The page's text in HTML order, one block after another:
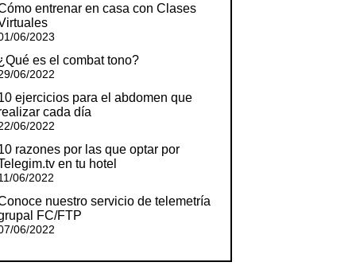
entrenar en casa con Clases
06/2023
es el combat tono?
06/2022
ejercicios para el abdomen que
cada día
06/2022
razones por las que optar por
en tu hotel
06/2022
nuestro servicio de telemetría
FC/FTP
06/2022